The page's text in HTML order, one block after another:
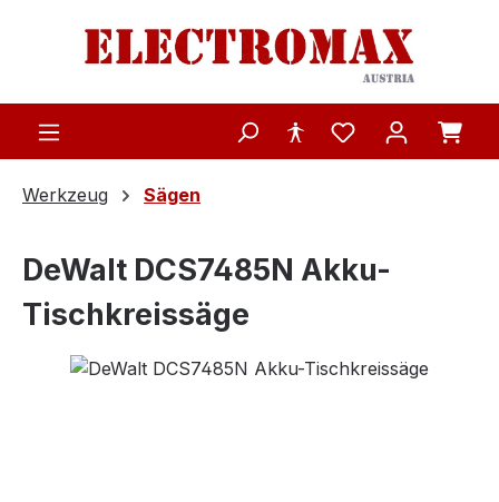
Zum Hauptinhalt springen
Werkzeug Sägen
DeWalt DCS7485N Akku-
Tischkreissäge
Bildergalerie überspringen